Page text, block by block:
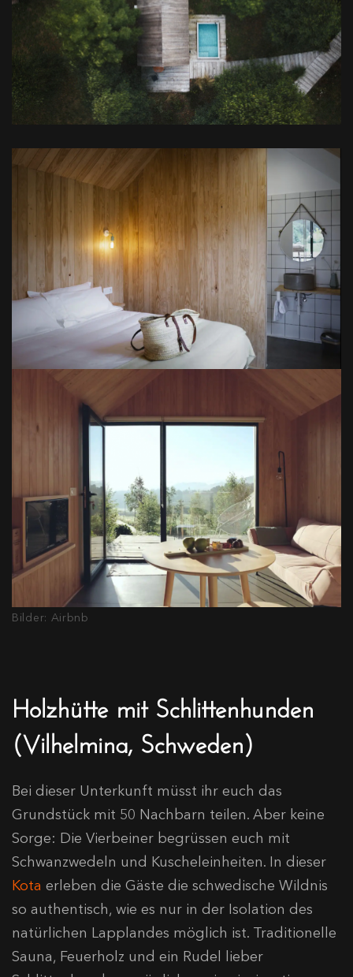
Bilder: Airbnb
Holzhütte mit Schlittenhunden
(Vilhelmina, Schweden)
Bei dieser Unterkunft müsst ihr euch das
Grundstück mit 50 Nachbarn teilen. Aber keine
Sorge: Die Vierbeiner begrüssen euch mit
Schwanzwedeln und Kuscheleinheiten. In dieser
Kota erleben die Gäste die schwedische Wildnis
so authentisch, wie es nur in der Isolation des
natürlichen Lapplandes möglich ist. Traditionelle
Sauna, Feuerholz und ein Rudel lieber